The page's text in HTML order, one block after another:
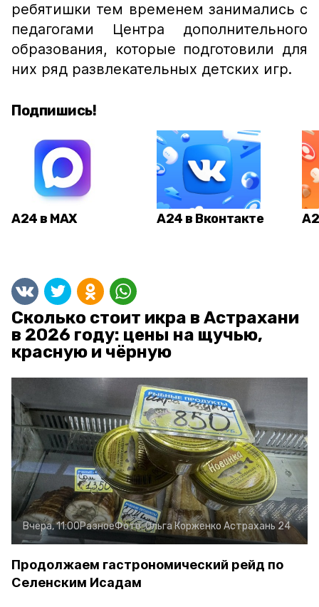
ребятишки тем временем занимались с
педагогами Центра дополнительного
образования, которые подготовили для
них ряд развлекательных детских игр.
Подпишись!
А24 в MAX А24 в Вконтакте
Сколько стоит икра в Астрахани
в 2026 году: цены на щучью,
красную и чёрную
Вчера, 11:00РазноеФото:Ольга Корженко Астрахань 24
Продолжаем гастрономический рейд по
Селенским Исадам